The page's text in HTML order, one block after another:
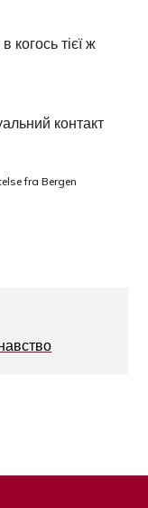
когось тієї ж
контакт
fra Bergen